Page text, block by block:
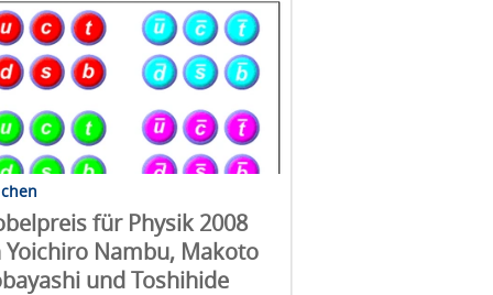
für Physik 2008
Yoichiro Nambu, Makoto
und Toshihide